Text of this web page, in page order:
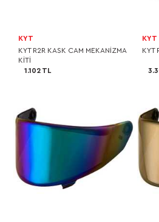
KYT
KYT R2R KASK CAM MEKANİZMA
KİTİ
1.102 TL
KYT
KYT